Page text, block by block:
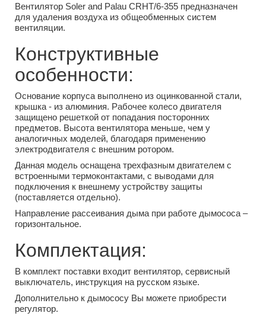
Вентилятор Soler and Palau CRHT/6-355 предназначен
для удаления воздуха из общеобменных систем
вентиляции.
Конструктивные
особенности:
Основание корпуса выполнено из оцинкованной стали,
крышка - из алюминия. Рабочее колесо двигателя
защищено решеткой от попадания посторонних
предметов. Высота вентилятора меньше, чем у
аналогичных моделей, благодаря применению
электродвигателя с внешним ротором.
Данная модель оснащена трехфазным двигателем с
встроенными термоконтактами, с выводами для
подключения к внешнему устройству защиты
(поставляется отдельно).
Направление рассеивания дыма при работе дымососа –
горизонтальное.
Комплектация:
В комплект поставки входит вентилятор, сервисный
выключатель, инструкция на русском языке.
Дополнительно к дымососу Вы можете приобрести
регулятор.